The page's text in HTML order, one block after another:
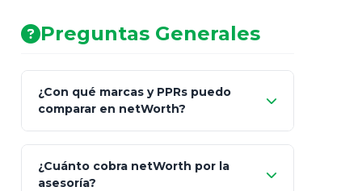
Preguntas Generales
¿Con qué marcas y PPRs puedo
comparar en netWorth?
¿Cuánto cobra netWorth por la
asesoría?